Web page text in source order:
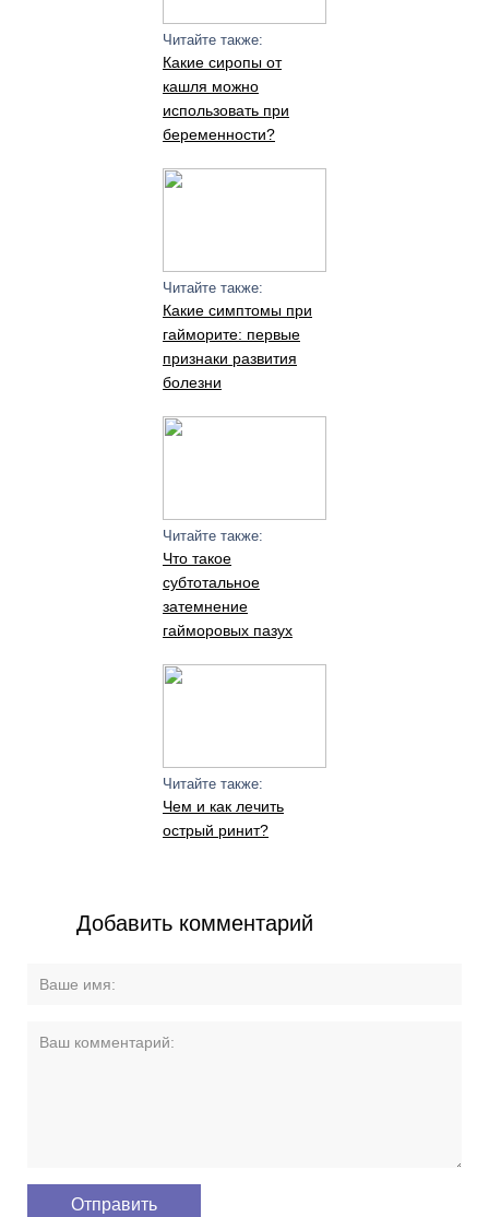
Читайте также:
Какие сиропы от
кашля можно
использовать при
беременности?
Читайте также:
Какие симптомы при
гайморите: первые
признаки развития
болезни
Читайте также:
Что такое
субтотальное
затемнение
гайморовых пазух
Читайте также:
Чем и как лечить
острый ринит?
Добавить комментарий